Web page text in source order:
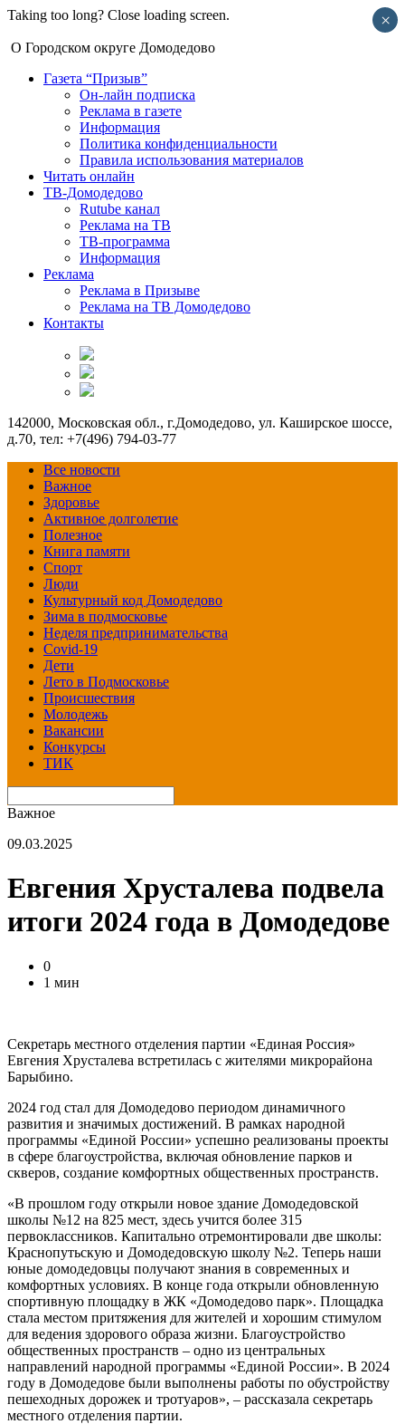
Taking too long? Close loading screen.
О Городском округе Домодедово
Газета “Призыв”
Он-лайн подписка
Реклама в газете
Информация
Политика конфиденциальности
Правила использования материалов
Читать онлайн
ТВ-Домодедово
Rutube канал
Реклама на ТВ
ТВ-программа
Информация
Реклама
Реклама в Призыве
Реклама на ТВ Домодедово
Контакты
142000, Московская обл., г.Домодедово, ул. Каширское шоссе,
д.70, тел: +7(496) 794-03-77
Все новости
Важное
Здоровье
Активное долголетие
Полезное
Книга памяти
Спорт
Люди
Культурный код Домодедово
Зима в подмосковье
Неделя предпринимательства
Covid-19
Дети
Лето в Подмосковье
Происшествия
Молодежь
Вакансии
Конкурсы
ТИК
Важное
09.03.2025
Евгения Хрусталева подвела
итоги 2024 года в Домодедове
0
1 мин
Секретарь местного отделения партии «Единая Россия»
Евгения Хрусталева встретилась с жителями микрорайона
Барыбино.
2024 год стал для Домодедово периодом динамичного
развития и значимых достижений. В рамках народной
программы «Единой России» успешно реализованы проекты
в сфере благоустройства, включая обновление парков и
скверов, создание комфортных общественных пространств.
«В прошлом году открыли новое здание Домодедовской
школы №12 на 825 мест, здесь учится более 315
первоклассников. Капитально отремонтировали две школы:
Краснопутьскую и Домодедовскую школу №2. Теперь наши
юные домодедовцы получают знания в современных и
комфортных условиях. В конце года открыли обновленную
спортивную площадку в ЖК «Домодедово парк». Площадка
стала местом притяжения для жителей и хорошим стимулом
для ведения здорового образа жизни. Благоустройство
общественных пространств – одно из центральных
направлений народной программы «Единой России». В 2024
году в Домодедове были выполнены работы по обустройству
пешеходных дорожек и тротуаров», – рассказала секретарь
местного отделения партии.
×